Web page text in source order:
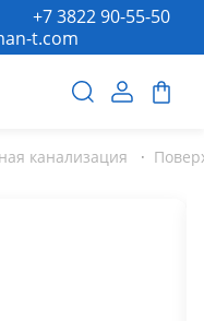
t.com
+7 3822 90-55-50
канализация ·